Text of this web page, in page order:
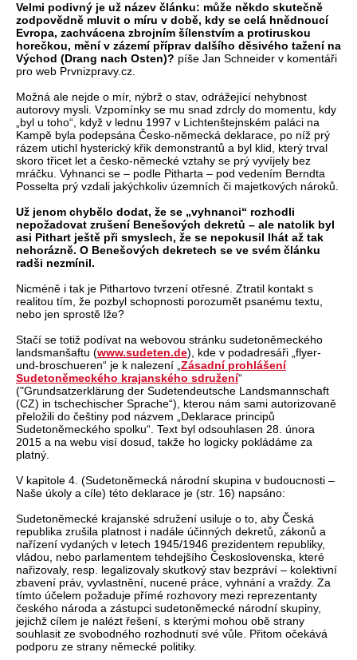
Velmi podivný je už název článku: může někdo skutečně
zodpovědně mluvit o míru v době, kdy se celá hnědnoucí
Evropa, zachvácena zbrojním šílenstvím a protiruskou
horečkou, mění v zázemí příprav dalšího děsivého tažení na
Východ (Drang nach Osten)? píše Jan Schneider v komentáři
pro web Prvnizpravy.cz.
Možná ale nejde o mír, nýbrž o stav, odrážející nehybnost
autorovy mysli. Vzpomínky se mu snad zdrcly do momentu, kdy
„byl u toho“, když v lednu 1997 v Lichtenštejnském paláci na
Kampě byla podepsána Česko-německá deklarace, po níž prý
rázem utichl hysterický křik demonstrantů a byl klid, který trval
skoro třicet let a česko-německé vztahy se prý vyvíjely bez
mráčku. Vyhnanci se – podle Pitharta – pod vedením Berndta
Posselta prý vzdali jakýchkoliv územních či majetkových nároků.
Už jenom chybělo dodat, že se „vyhnanci“ rozhodli
nepožadovat zrušení Benešových dekretů – ale natolik byl
asi Pithart ještě při smyslech, že se nepokusil lhát až tak
nehorázně. O Benešových dekretech se ve svém článku
radši nezmínil.
Nicméně i tak je Pithartovo tvrzení otřesné. Ztratil kontakt s
realitou tím, že pozbyl schopnosti porozumět psanému textu,
nebo jen sprostě lže?
Stačí se totiž podívat na webovou stránku sudetoněmeckého
landsmanšaftu (www.sudeten.de), kde v podadresáři „flyer-
und-broschueren“ je k nalezení „Zásadní prohlášení
Sudetoněmeckého krajanského sdružení“
("Grundsatzerklärung der Sudetendeutsche Landsmannschaft
(CZ) in tschechischer Sprache“), kterou nám sami autorizovaně
přeložili do češtiny pod názvem „Deklarace principů
Sudetoněmeckého spolku“. Text byl odsouhlasen 28. února
2015 a na webu visí dosud, takže ho logicky pokládáme za
platný.
V kapitole 4. (Sudetoněmecká národní skupina v budoucnosti –
Naše úkoly a cíle) této deklarace je (str. 16) napsáno:
Sudetoněmecké krajanské sdružení usiluje o to, aby Česká
republika zrušila platnost i nadále účinných dekretů, zákonů a
nařízení vydaných v letech 1945/1946 prezidentem republiky,
vládou, nebo parlamentem tehdejšího Československa, které
nařizovaly, resp. legalizovaly skutkový stav bezpráví – kolektivní
zbavení práv, vyvlastnění, nucené práce, vyhnání a vraždy. Za
tímto účelem požaduje přímé rozhovory mezi reprezentanty
českého národa a zástupci sudetoněmecké národní skupiny,
jejichž cílem je nalézt řešení, s kterými mohou obě strany
souhlasit ze svobodného rozhodnutí své vůle. Přitom očekává
podporu ze strany německé politiky.